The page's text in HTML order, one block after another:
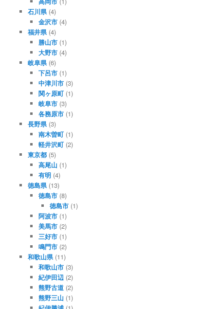
石川県(4)
金沢市 (4)
福井県(4)
勝山市 (1)
大野市 (4)
岐阜県(6)
下呂市 (1)
中津川市 (3)
関ヶ原町 (1)
岐阜市 (3)
各務原市 (1)
長野県(3)
南木曽町 (1)
軽井沢町 (2)
東京都(5)
高尾山 (1)
有明 (4)
徳島県(13)
徳島市 (8)
徳島市(1)
阿波市 (1)
美馬市 (2)
三好市 (1)
鳴門市 (2)
和歌山県(11)
和歌山市 (3)
紀伊田辺 (2)
熊野古道 (2)
熊野三山 (1)